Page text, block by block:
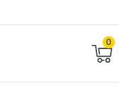
0